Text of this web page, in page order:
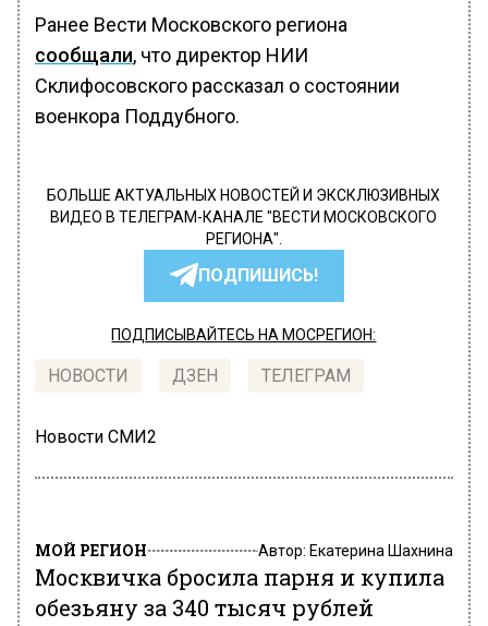
Ранее Вести Московского региона
сообщали, что директор НИИ
Склифосовского рассказал о состоянии
военкора Поддубного.
БОЛЬШЕ АКТУАЛЬНЫХ НОВОСТЕЙ И ЭКСКЛЮЗИВНЫХ
ВИДЕО В ТЕЛЕГРАМ-КАНАЛЕ "ВЕСТИ МОСКОВСКОГО
РЕГИОНА".
ПОДПИШИСЬ!
ПОДПИСЫВАЙТЕСЬ НА МОСРЕГИОН:
НОВОСТИ ДЗЕН ТЕЛЕГРАМ
Новости СМИ2
МОЙ РЕГИОН Автор: Екатерина Шахнина
Москвичка бросила парня и купила
обезьяну за 340 тысяч рублей